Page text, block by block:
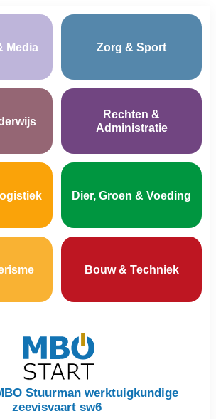
Media Zorg & Sport
Rechten &
Administratie
Dier, Groen & Voeding
Bouw & Techniek
Stuurman werktuigkundige
zeevisvaart sw6